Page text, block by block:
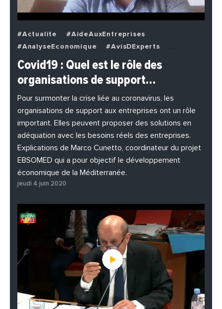
#Actualite
#AideAuxEntreprises
#AnalyseEconomique
#AvisDExperts
#BuzzNews
#Decideurs
#EchangesMediterraneens
#Economie
#EnDirectDe
#Entreprises
#Institutions
#PhotosEtVideos
Covid19 : Quel est le rôle des
organisations de support…
Pour surmonter la crise liée au coronavirus, les
organisations de support aux entreprises ont un rôle
important. Elles peuvent proposer des solutions en
adéquation avec les besoins réels des entreprises.
Explications de Marco Cunetto, coordinateur du projet
EBSOMED qui a pour objectif le développement
économique de la Méditerranée.
jeudi 4 juin 2020